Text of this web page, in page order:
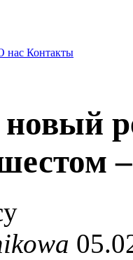
нас Контакты
новый